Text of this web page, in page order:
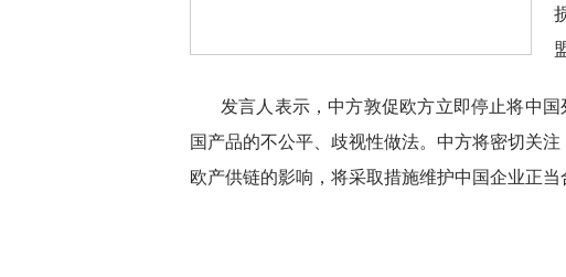
发言人表示，中方敦促欧方立即停止将中
国产品的不公平、歧视性做法。中方将密切关
欧产供链的影响，将采取措施维护中国企业正当